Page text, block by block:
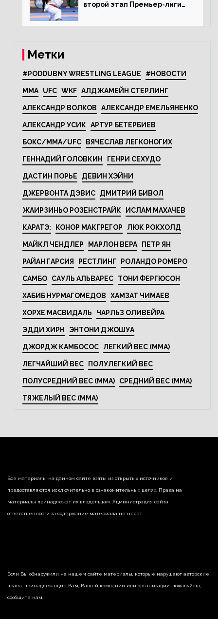
второй этап Премьер-лиги
Метки
#PODDUBNY WRESTLING LEAGUE #НОВОСТИ
MMA UFC WKF АЛДЖАМЕЙН СТЕРЛИНГ
АЛЕКСАНДР ВОЛКОВ АЛЕКСАНДР ЕМЕЛЬЯНЕНКО
АЛЕКСАНДР УСИК АРТУР БЕТЕРБИЕВ
БОКС/MMA/UFC ВЯЧЕСЛАВ ЛЕГКОНОГИХ
ГЕННАДИЙ ГОЛОВКИН ГЕНРИ СЕХУДО
ДАСТИН ПОРЬЕ ДЕВИН ХЭЙНИ
ДЖЕРВОНТА ДЭВИС ДМИТРИЙ БИВОЛ
ЖАИРЗИНЬО РОЗЕНСТРАЙК ИСЛАМ МАХАЧЕВ
КАРАТЭ: КОНОР МАКГРЕГОР ЛЮК РОКХОЛД
МАЙКЛ ЧЕНДЛЕР МАРЛОН ВЕРА ПЕТР ЯН
РАЙАН ГАРСИЯ РЕСТЛИНГ РОЛАНДО РОМЕРО
САМБО САУЛЬ АЛЬВАРЕС ТОНИ ФЕРГЮСОН
ХАБИБ НУРМАГОМЕДОВ ХАМЗАТ ЧИМАЕВ
ХОРХЕ МАСВИДАЛЬ ЧАРЛЬЗ ОЛИВЕЙРА
ЭДДИ ХИРН ЭНТОНИ ДЖОШУА
ДЖОРДЖ КАМБОСОС ЛЕГКИЙ ВЕС (MMA)
ЛЕГЧАЙШИЙ ВЕС ПОЛУЛЕГКИЙ ВЕС
ПОЛУСРЕДНИЙ ВЕС (MMA) СРЕДНИЙ ВЕС (MMA)
ТЯЖЕЛЫЙ ВЕС (MMA)
Все материалы на данном сайте взяты из открытых источников и
предоставляются исключительно в ознакомительных целях. Права на
материалы принадлежат их владельцам. Администрация сайта
ответственности за содержание материала не несет.
Если Вы обнаружили на нашем сайте материалы, которые нарушают авторские
права, принадлежащие Вам, Вашей компании или организации, пожалуйста,
сообщите нам.